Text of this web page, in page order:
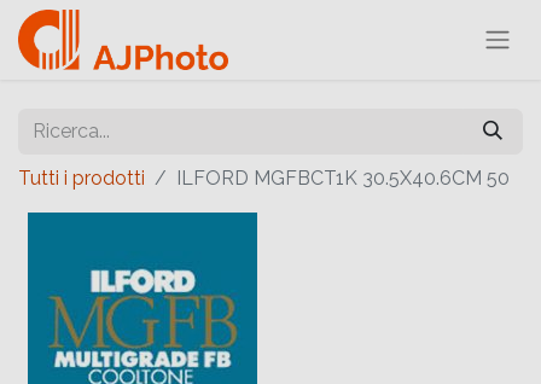
Tutti i prodotti ILFORD MGFBCT1K 30.5X40.6CM 50